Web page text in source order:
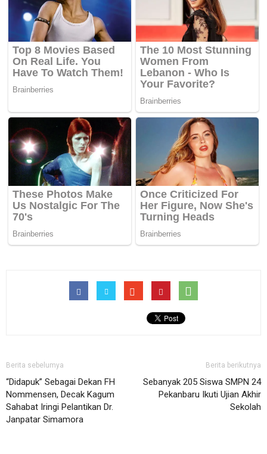
Berita sebelumya
“Didapuk” Sebagai Dekan FH
Nommensen, Decak Kagum
Sahabat Iringi Pelantikan Dr.
Janpatar Simamora
Berita berikutnya
Sebanyak 205 Siswa SMPN 24
Pekanbaru Ikuti Ujian Akhir
Sekolah